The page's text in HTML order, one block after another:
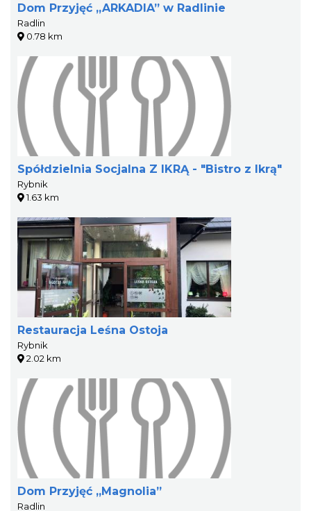
Dom Przyjęć „ARKADIA” w Radlinie
Radlin
0.78 km
Spółdzielnia Socjalna Z IKRĄ - "Bistro z Ikrą"
Rybnik
1.63 km
Restauracja Leśna Ostoja
Rybnik
2.02 km
Dom Przyjęć „Magnolia”
Radlin